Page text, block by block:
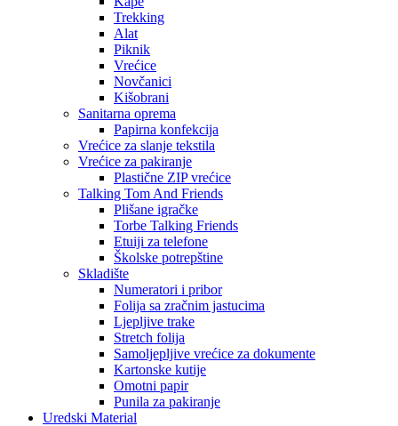
Trekking
Alat
Piknik
Vrećice
Novčanici
Kišobrani
Sanitarna oprema
Papirna konfekcija
Vrećice za slanje tekstila
Vrećice za pakiranje
Plastične ZIP vrećice
Talking Tom And Friends
Plišane igračke
Torbe Talking Friends
Etuiji za telefone
Školske potrepštine
Skladište
Numeratori i pribor
Folija sa zračnim jastucima
Ljepljive trake
Stretch folija
Samoljepljive vrećice za dokumente
Kartonske kutije
Omotni papir
Punila za pakiranje
Uredski Material